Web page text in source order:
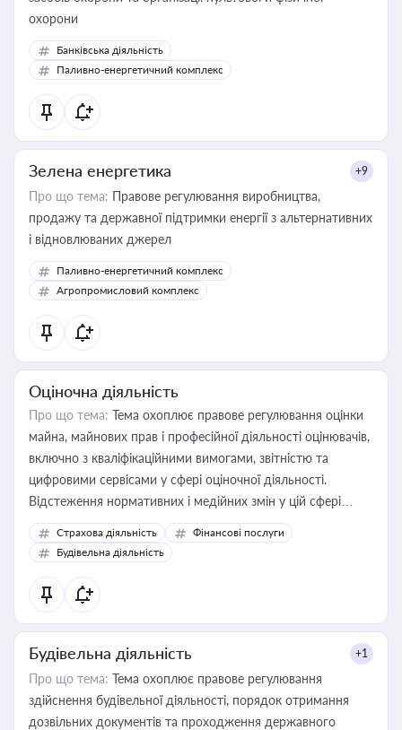
охорони
Банківська діяльність
Паливно-енергетичний комплекс
Зелена енергетика +9
Про що тема: Правове регулювання виробництва,
продажу та державної підтримки енергії з альтернативних
і відновлюваних джерел
Паливно-енергетичний комплекс
Агропромисловий комплекс
Оціночна діяльність
Про що тема: Тема охоплює правове регулювання оцінки
майна, майнових прав і професійної діяльності оцінювачів,
включно з кваліфікаційними вимогами, звітністю та
цифровими сервісами у сфері оціночної діяльності.
Відстеження нормативних і медійних змін у цій сфері
корисне для власника бізнесу, керівника, юриста або
бухгалтера під час оподаткування, приватизації, оренди
державного майна, корпоративних угод і перевірки
статусу суб'єктів оціночної діяльності
Страхова діяльність
Фінансові послуги
Будівельна діяльність
Будівельна діяльність +1
Про що тема: Тема охоплює правове регулювання
здійснення будівельної діяльності, порядок отримання
дозвільних документів та проходження державного